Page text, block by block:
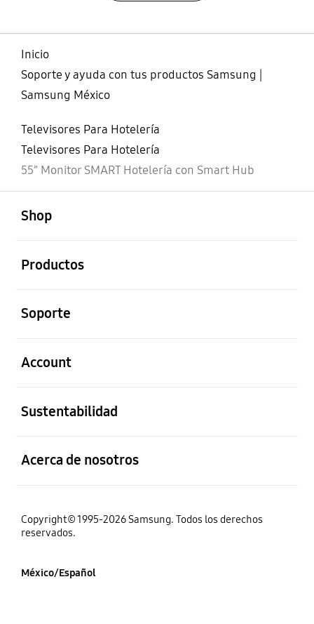
Inicio
Soporte y ayuda con tus productos Samsung |
Samsung México
Televisores Para Hotelería
Televisores Para Hotelería
55” Monitor SMART Hotelería con Smart Hub
Shop
Productos
Soporte
Account
Sustentabilidad
Acerca de nosotros
Copyright© 1995-2026 Samsung. Todos los derechos
reservados.
México/Español